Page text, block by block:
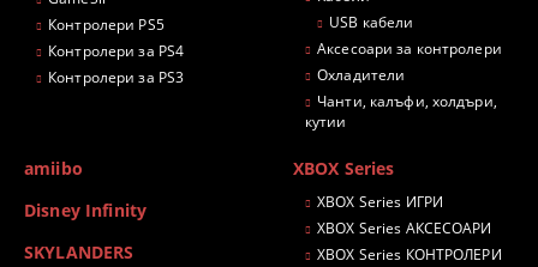
Контролери PS5
Контролери за PS4
Контролери за PS3
USB кабели
Аксесоари за контролери
Охладители
Чанти, калъфи, холдъри,
кутии
amiibo
Disney Infinity
SKYLANDERS
XBOX Series
XBOX Series ИГРИ
XBOX Series АКСЕСОАРИ
XBOX Series КОНТРОЛЕРИ